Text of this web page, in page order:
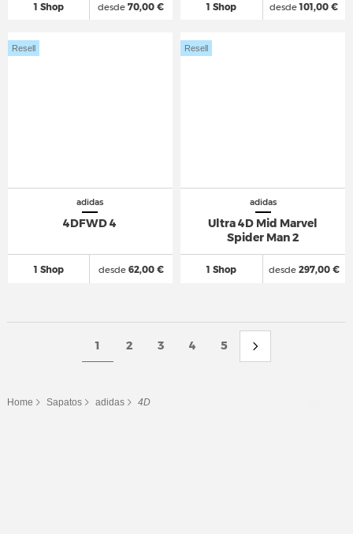
1 Shop desde 70,00 € 1 Shop desde101,00 €
adidas
4DFWD 4
1 Shop
Resell
desde62,00 €
adidas
Ultra 4D Mid Marvel
Spider Man 2
1 Shop
Resell
desde297,00 €
1 2 3 4 5
Home Sapatos adidas 4D